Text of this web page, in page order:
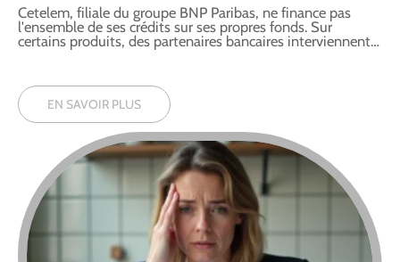
Cetelem, filiale du groupe BNP Paribas, ne finance pas
l'ensemble de ses crédits sur ses propres fonds. Sur
certains produits, des partenaires bancaires interviennent…
EN SAVOIR PLUS